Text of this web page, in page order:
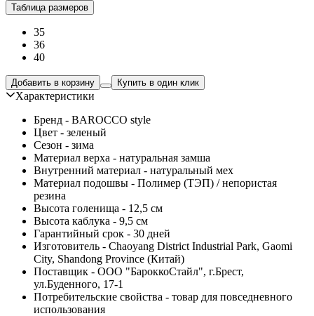
Таблица размеров
35
36
40
Добавить в корзину Купить в один клик
Характеристики
Бренд - BAROCCO style
Цвет - зеленый
Сезон - зима
Материал верха - натуральная замша
Внутренний материал - натуральный мех
Материал подошвы - Полимер (ТЭП) / непористая
резина
Высота голенища - 12,5 см
Высота каблука - 9,5 см
Гарантийный срок - 30 дней
Изготовитель - Chaoyang District Industrial Park, Gaomi
City, Shandong Province (Китай)
Поставщик - ООО "БароккоСтайл", г.Брест,
ул.Буденного, 17-1
Потребительские свойства - товар для повседневного
использования